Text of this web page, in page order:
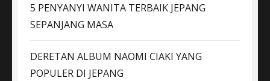
5 PENYANYI WANITA TERBAIK JEPANG
SEPANJANG MASA
DERETAN ALBUM NAOMI CIAKI YANG
POPULER DI JEPANG